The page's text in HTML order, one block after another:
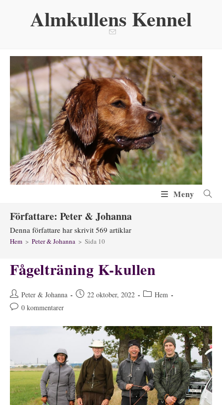
Almkullens Kennel
Meny
Författare: Peter & Johanna
Denna författare har skrivit 569 artiklar
Hem > Peter & Johanna > Sida 10
Fågelträning K-kullen
Inläggsförfattare:
Peter & Johanna
Inlägget22 oktober, 2022 Inläggskategori:
Hem
Kommentarer
inlägget:
0 kommentarer